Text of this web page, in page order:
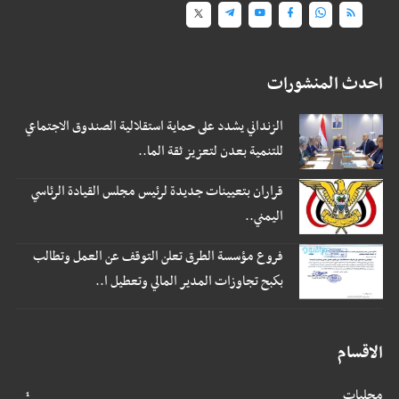
احدث المنشورات
الزنداني يشدد على حماية استقلالية الصندوق الاجتماعي
للتنمية بعدن لتعزيز ثقة الما..
قراران بتعيينات جديدة لرئيس مجلس القيادة الرئاسي
اليمني..
فروع مؤسسة الطرق تعلن التوقف عن العمل وتطالب
بكبح تجاوزات المدير المالي وتعطيل ا..
الاقسام